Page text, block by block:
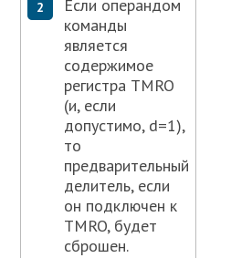
Если операндом
команды
является
содержимое
регистра TMRO
(и, если
допустимо, d=1),
то
предварительный
делитель, если
он подключен к
TMRO, будет
сброшен.